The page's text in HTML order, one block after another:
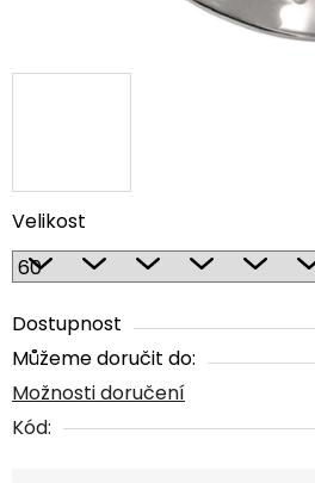
Velikost
Dostupnost
Můžeme doručit do:
Možnosti doručení
Kód: